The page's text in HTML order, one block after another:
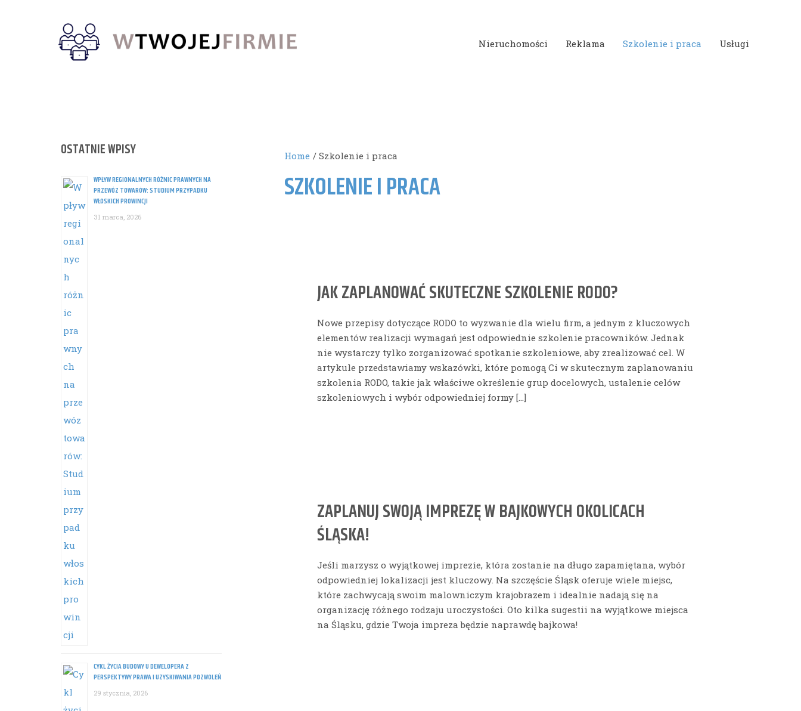
Nieruchomości Reklama Szkolenie i praca Usługi
OSTATNIE WPISY
WPŁYW REGIONALNYCH RÓŻNIC PRAWNYCH NA
PRZEWÓZ TOWARÓW: STUDIUM PRZYPADKU
WŁOSKICH PROWINCJI
31 marca, 2026
CYKL ŻYCIA BUDOWY U DEWELOPERA Z
PERSPEKTYWY PRAWA I UZYSKIWANIA POZWOLEŃ
29 stycznia, 2026
Home Szkolenie i praca
SZKOLENIE I PRACA
JAK ZAPLANOWAĆ SKUTECZNE SZKOLENIE RODO?
Nowe przepisy dotyczące RODO to wyzwanie dla wielu firm, a jednym z kluczowych
elementów realizacji wymagań jest odpowiednie szkolenie pracowników. Jednak
nie wystarczy tylko zorganizować spotkanie szkoleniowe, aby zrealizować cel. W
artykule przedstawiamy wskazówki, które pomogą Ci w skutecznym zaplanowaniu
szkolenia RODO, takie jak właściwe określenie grup docelowych, ustalenie celów
szkoleniowych i wybór odpowiedniej formy […]
ZAPLANUJ SWOJĄ IMPREZĘ W BAJKOWYCH OKOLICACH
ŚLĄSKA!
Jeśli marzysz o wyjątkowej imprezie, która zostanie na długo zapamiętana, wybór
odpowiedniej lokalizacji jest kluczowy. Na szczęście Śląsk oferuje wiele miejsc,
które zachwycają swoim malowniczym krajobrazem i idealnie nadają się na
organizację różnego rodzaju uroczystości. Oto kilka sugestii na wyjątkowe miejsca
na Śląsku, gdzie Twoja impreza będzie naprawdę bajkowa!